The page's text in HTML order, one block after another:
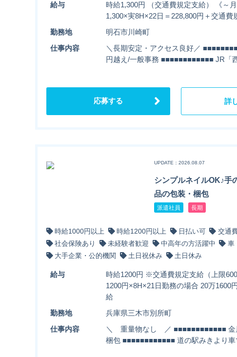
給与
時給1,300円 （交通費規定支給） 《～
1,300×実8H×22日＝228,800円＋交通費
勤務地 明石市川崎町
仕事内容
＼長期安定・アクセス良好／
円越え/一般事務 ■■■■■■■■■■■■ JR「
応募する 詳
UPDATE：2026.08.07
シンプルネイルOK♪手
品の包装・梱包
派遣社員 長期
時給1000円以上 時給1200円以上 日払い可
交通
社会保険あり
未経験者歓迎 中高年の方活躍中
車
大手企業・公的機関
土日祝休み 土日休み
給与
時給1200円 ※交通費規定支給（上限600
1200円×8H×21日勤務の場合 20万1600
給
勤務地 兵庫県三木市別所町
仕事内容
＼ 重量物なし ／ ■■■■■■■■■■■■ 金
梱包 ■■■■■■■■■■■■ 道の駅みきより